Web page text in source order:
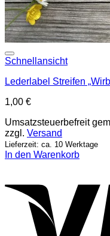
Schnellansicht
Lederlabel Streifen
1,00 €
Umsatzsteuerbefreit
zzgl. Versand
Lieferzeit: ca. 10 Werktage
In den Warenkorb